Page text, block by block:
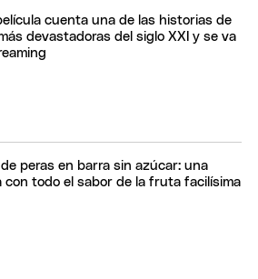
cuenta una de las historias de
devastadoras del siglo XXI y se va
de peras en barra sin azúcar: una
con todo el sabor de la fruta facilísima